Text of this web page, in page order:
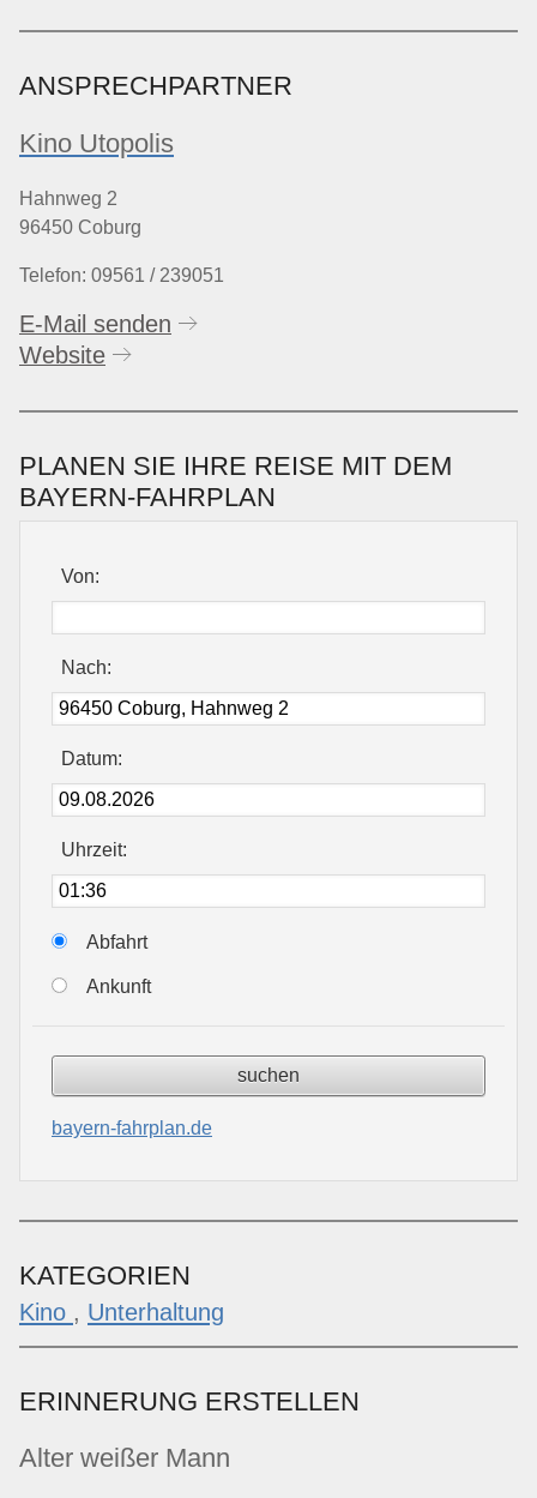
ANSPRECHPARTNER
Kino Utopolis
Hahnweg 2
96450 Coburg
Telefon: 09561 / 239051
E-Mail senden
Website
PLANEN SIE IHRE REISE MIT DEM
BAYERN-FAHRPLAN
Von:
Nach:
Datum:
Uhrzeit:
Abfahrt
Ankunft
bayern-fahrplan.de
KATEGORIEN
Kino , Unterhaltung
ERINNERUNG ERSTELLEN
Alter weißer Mann